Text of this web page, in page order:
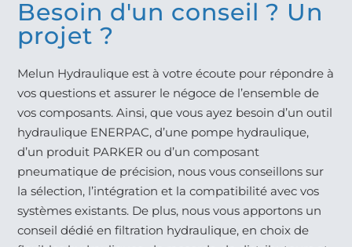
Besoin d'un conseil ? Un
projet ?
Melun Hydraulique est à votre écoute pour répondre à
vos questions et assurer le négoce de l’ensemble de
vos composants. Ainsi, que vous ayez besoin d’un outil
hydraulique ENERPAC, d’une pompe hydraulique,
d’un produit PARKER ou d’un composant
pneumatique de précision, nous vous conseillons sur
la sélection, l’intégration et la compatibilité avec vos
systèmes existants. De plus, nous vous apportons un
conseil dédié en filtration hydraulique, en choix de